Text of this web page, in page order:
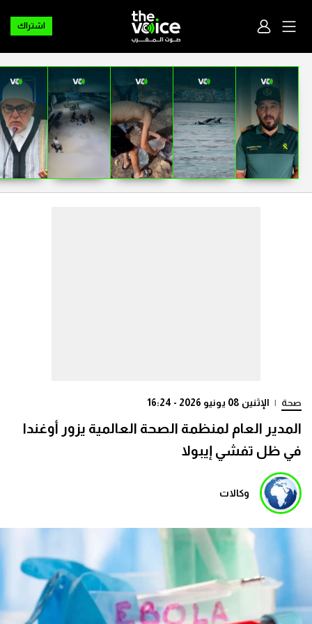
اشتراك
صحة | الإثنين 08 يونيو 2026 - 16:24
المدير العام لمنظمة الصحة العالمية يزور أوغندا
في ظل تفشي إيبولا
وكالات